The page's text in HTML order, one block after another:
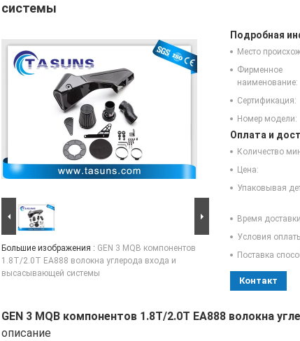
системы
Большие изображения : GEN 3 MQB компонентов
1.8T/2.0T EA888 волокна углерода входа и
высасывающей системы
Подробная
Место
Фирменное
наименование:
Сертификация:
Номер модели:
Оплата и
Количество
Цена:
Упаковывая
Время
Условия
Поставка
Контакт
GEN 3 MQB компонентов 1.8T/2.0T EA888 волокна
описание